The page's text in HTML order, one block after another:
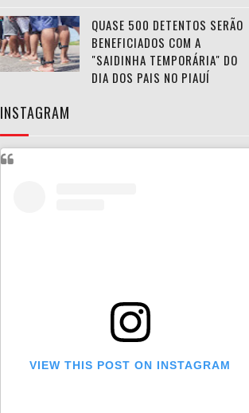
QUASE 500 DETENTOS SERÃO
BENEFICIADOS COM A
"SAIDINHA TEMPORÁRIA" DO
DIA DOS PAIS NO PIAUÍ
INSTAGRAM
VIEW THIS POST ON INSTAGRAM